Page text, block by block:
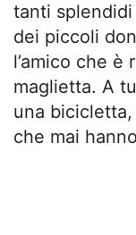
tanti
dei piccoli
l’amico che è
maglietta. A
una
che mai